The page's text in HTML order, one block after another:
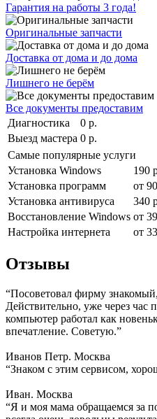
Гарантия на работы 3 года!
Оригинальные запчасти
Доставка от дома и до дома
Лишнего не берём
Все документы предоставим
Диагностика
0 р.
Выезд мастера 0 р.
Самые популярные услуги
Установка Windows
190
Установка программ
от
Установка антивируса
340
Восстановление Windows от
Настройка интернета
от
Отзывы
“Посоветовал фирму
Действительно, уже через час
компьютер работал как
впечатление. Советую.”
Иванов Петр. Москва
“Знаком с этим сервисом,
Иван. Москва
“Я и моя мама обращаемся за